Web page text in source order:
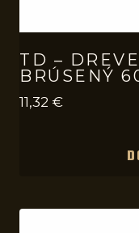
TD –
BRÚSENÝ
11,32 €